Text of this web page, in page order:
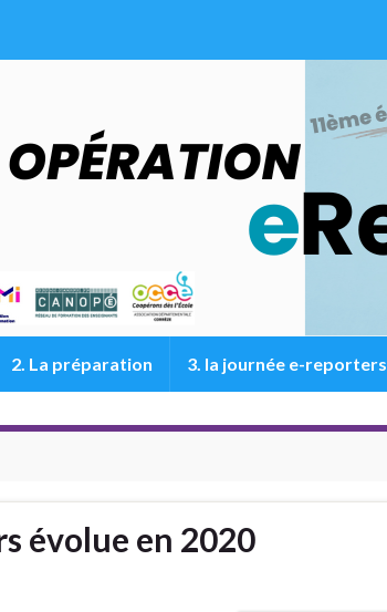
2. La préparation 3. la journée e-reporters
évolue en 2020